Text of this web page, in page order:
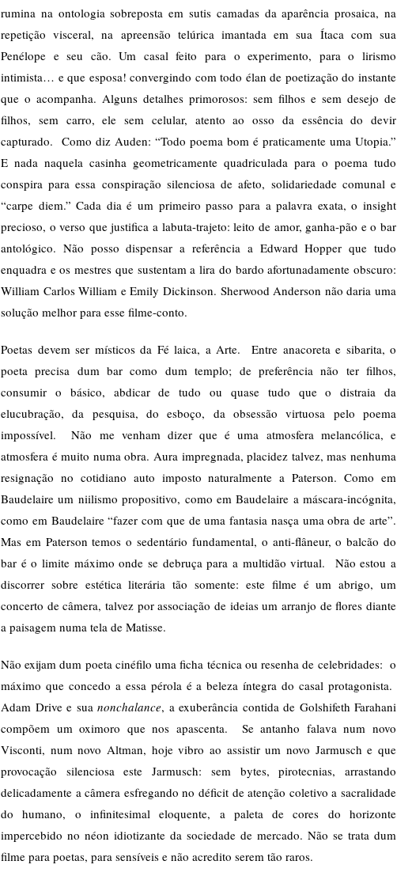
rumina na ontologia sobreposta em sutis camadas da aparência prosaica, na
repetição visceral, na apreensão telúrica imantada em sua Ítaca com sua
Penélope e seu cão. Um casal feito para o experimento, para o lirismo
intimista… e que esposa! convergindo com todo élan de poetização do instante
que o acompanha. Alguns detalhes primorosos: sem filhos e sem desejo de
filhos, sem carro, ele sem celular, atento ao osso da essência do devir
capturado. Como diz Auden: “Todo poema bom é praticamente uma Utopia.”
E nada naquela casinha geometricamente quadriculada para o poema tudo
conspira para essa conspiração silenciosa de afeto, solidariedade comunal e
“carpe diem.” Cada dia é um primeiro passo para a palavra exata, o insight
precioso, o verso que justifica a labuta-trajeto: leito de amor, ganha-pão e o bar
antológico. Não posso dispensar a referência a Edward Hopper que tudo
enquadra e os mestres que sustentam a lira do bardo afortunadamente obscuro:
William Carlos William e Emily Dickinson. Sherwood Anderson não daria uma
solução melhor para esse filme-conto.
Poetas devem ser místicos da Fé laica, a Arte. Entre anacoreta e sibarita, o
poeta precisa dum bar como dum templo; de preferência não ter filhos,
consumir o básico, abdicar de tudo ou quase tudo que o distraia da
elucubração, da pesquisa, do esboço, da obsessão virtuosa pelo poema
impossível. Não me venham dizer que é uma atmosfera melancólica, e
atmosfera é muito numa obra. Aura impregnada, placidez talvez, mas nenhuma
resignação no cotidiano auto imposto naturalmente a Paterson. Como em
Baudelaire um niilismo propositivo, como em Baudelaire a máscara-incógnita,
como em Baudelaire “fazer com que de uma fantasia nasça uma obra de arte”.
Mas em Paterson temos o sedentário fundamental, o anti-flâneur, o balcão do
bar é o limite máximo onde se debruça para a multidão virtual. Não estou a
discorrer sobre estética literária tão somente: este filme é um abrigo, um
concerto de câmera, talvez por associação de ideias um arranjo de flores diante
a paisagem numa tela de Matisse.
Não exijam dum poeta cinéfilo uma ficha técnica ou resenha de celebridades: o
máximo que concedo a essa pérola é a beleza íntegra do casal protagonista.
Adam Drive e sua nonchalance, a exuberância contida de Golshifeth Farahani
compõem um oximoro que nos apascenta. Se antanho falava num novo
Visconti, num novo Altman, hoje vibro ao assistir um novo Jarmusch e que
provocação silenciosa este Jarmusch: sem bytes, pirotecnias, arrastando
delicadamente a câmera esfregando no déficit de atenção coletivo a sacralidade
do humano, o infinitesimal eloquente, a paleta de cores do horizonte
impercebido no néon idiotizante da sociedade de mercado. Não se trata dum
filme para poetas, para sensíveis e não acredito serem tão raros.